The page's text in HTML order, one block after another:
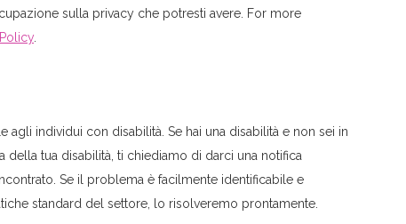
sulla privacy che potresti avere. For more
.
individui con disabilità. Se hai una disabilità e non sei in
tua disabilità, ti chiediamo di darci una notifica
Se il problema è facilmente identificabile e
standard del settore, lo risolveremo prontamente.